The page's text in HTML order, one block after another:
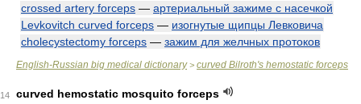
crossed artery forceps — артериальный зажиме с насечкой
Levkovitch curved forceps — изогнутые щипцы Левковича
cholecystectomy forceps — зажим для желчных протоков
English-Russian big medical dictionary> curved Bilroth's hemostatic forceps
14
curved hemostatic mosquito forceps